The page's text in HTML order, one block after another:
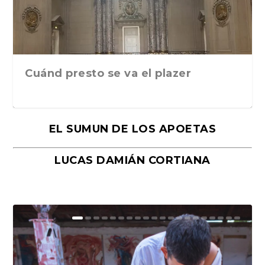
Cuánd presto se va el plazer
EL SUMUN DE LOS APOETAS
LUCAS DAMIÁN CORTIANA